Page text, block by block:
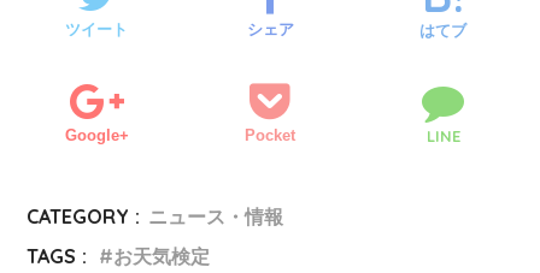
ツイート シェア はてブ
Google+ Pocket LINE
CATEGORY : ニュース・情報
TAGS :
お天気検定